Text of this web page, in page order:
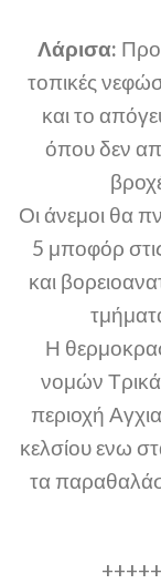
Λάρισα:
τοπικές
και το
όπου δεν
Οι άνεμοι θα
5 μποφόρ
και
Η
νομών
περιοχή
κελσίου ενω
τα